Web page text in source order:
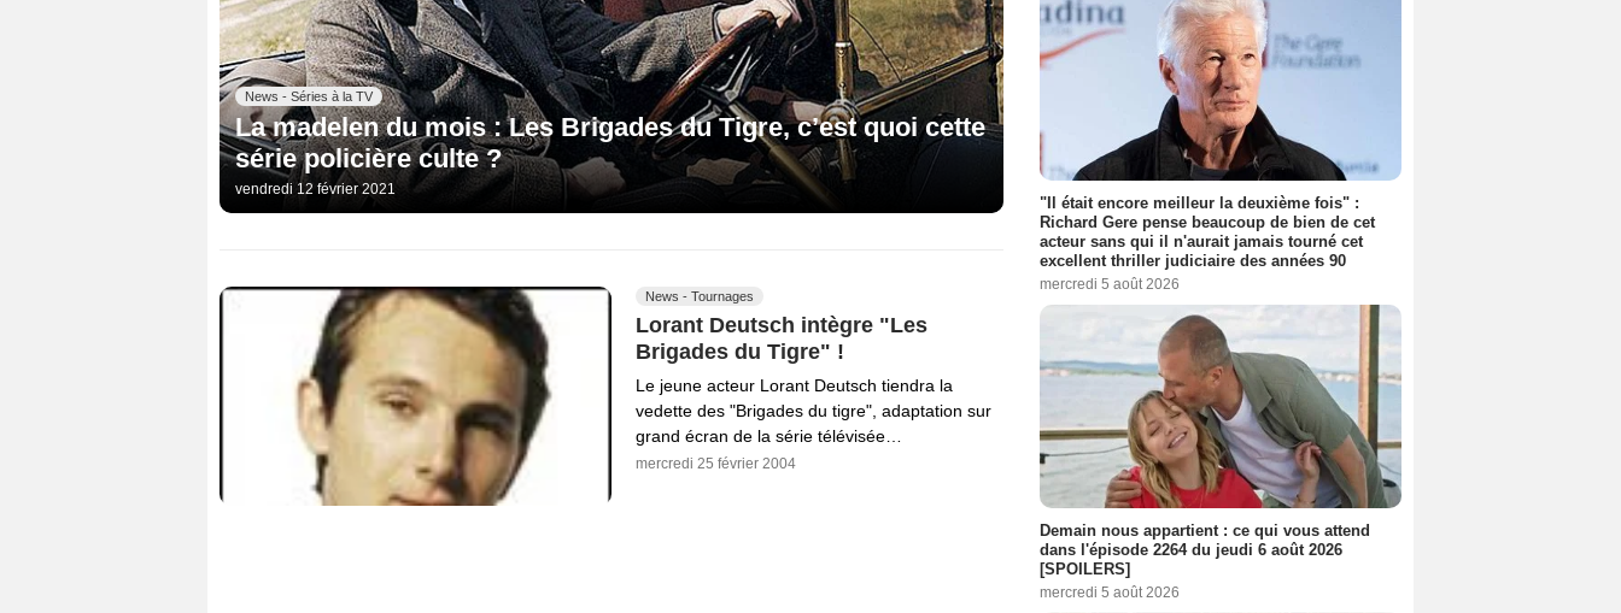
News - Séries à la TV
La madelen du mois : Les Brigades du Tigre, c’est quoi cette
série policière culte ?
vendredi 12 février 2021
News - Tournages
Lorant Deutsch intègre "Les
Brigades du Tigre" !
Le jeune acteur Lorant Deutsch tiendra la
vedette des "Brigades du tigre", adaptation sur
grand écran de la série télévisée…
mercredi 25 février 2004
"Il était encore meilleur la deuxième fois" :
Richard Gere pense beaucoup de bien de cet
acteur sans qui il n'aurait jamais tourné cet
excellent thriller judiciaire des années 90
mercredi 5 août 2026
Demain nous appartient : ce qui vous attend
dans l'épisode 2264 du jeudi 6 août 2026
[SPOILERS]
mercredi 5 août 2026